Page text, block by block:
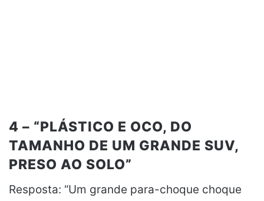
4 – “PLÁSTICO E OCO, DO
TAMANHO DE UM GRANDE SUV,
PRESO AO SOLO”
Resposta: “Um grande para-choque choque